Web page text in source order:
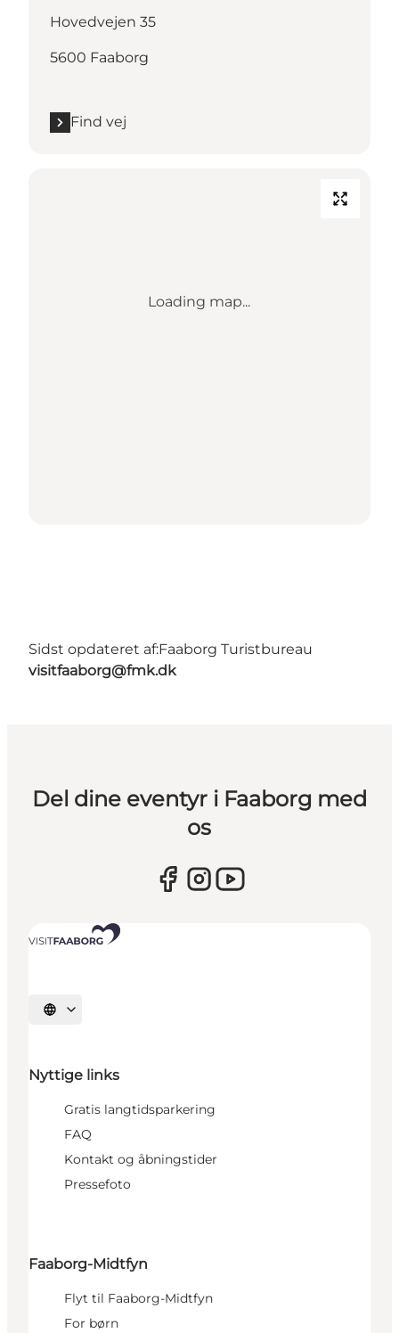
Hovedvejen 35
5600 Faaborg
Find vej
Loading map...
Sidst opdateret af:Faaborg Turistbureau
visitfaaborg@fmk.dk
Del dine eventyr i Faaborg med
os
Vælg sprog
Nyttige links
Gratis langtidsparkering
FAQ
Kontakt og åbningstider
Pressefoto
Faaborg-Midtfyn
Flyt til Faaborg-Midtfyn
For børn